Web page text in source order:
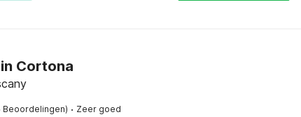
Cortona
Beoordelingen) · Zeer goed